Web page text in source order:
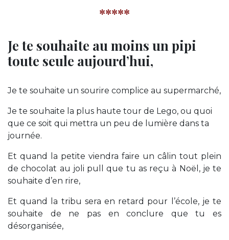
*****
Je te souhaite au moins un pipi
toute seule aujourd’hui,
Je te souhaite un sourire complice au supermarché,
Je te souhaite la plus haute tour de Lego, ou quoi
que ce soit qui mettra un peu de lumière dans ta
journée.
Et quand la petite viendra faire un câlin tout plein
de chocolat au joli pull que tu as reçu à Noël, je te
souhaite d’en rire,
Et quand la tribu sera en retard pour l’école, je te
souhaite de ne pas en conclure que tu es
désorganisée,